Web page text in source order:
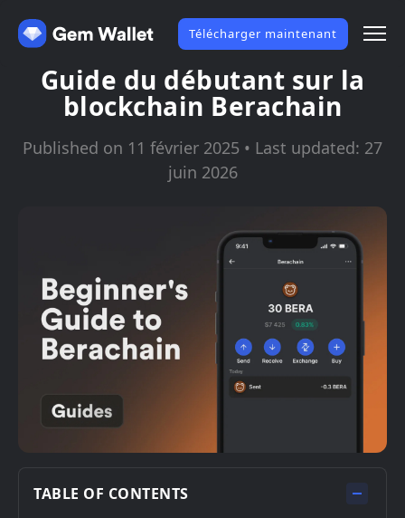
Télécharger maintenant
Guide du débutant sur la
blockchain Berachain
Published on 11 février 2025 • Last updated: 27
juin 2026
TABLE OF CONTENTS